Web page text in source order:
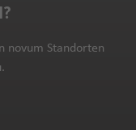
novum Standorten